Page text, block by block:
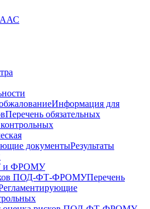
ААС
Информация для
Перечень обязательных
документыРезультаты
и ФРОМУ
ПОД-ФТ-ФРОМУПеречень